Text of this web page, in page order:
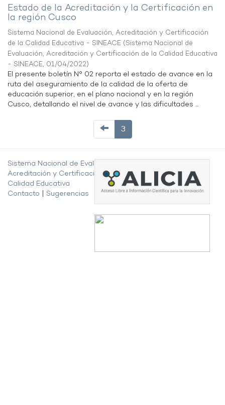
Estado de la Acreditación y la Certificación en
la región Cusco
Sistema Nacional de Evaluación, Acreditación y Certificación
de la Calidad Educativa - SINEACE (Sistema Nacional de
Evaluación, Acreditación y Certificación de la Calidad Educativa
- SINEACE, 01/04/2022)
El presente boletín N° 02 reporta el estado de avance en la
ruta del aseguramiento de la calidad de la oferta de
educación superior, en el plano nacional y en la región
Cusco, detallando el nivel de avance y las dificultades ...
3
Sistema Nacional de Evaluación,
Acreditación y Certificación de la
Calidad Educativa
Contacto
Sugerencias